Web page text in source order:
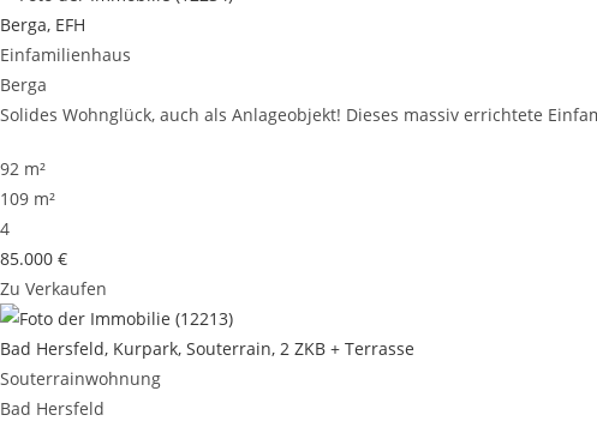
Berga, EFH
Einfamilienhaus
Berga
Solides Wohnglück, auch als Anlageobjekt! Dieses massiv errichtete
92 m²
109 m²
4
85.000 €
Zu Verkaufen
Bad Hersfeld, Kurpark, Souterrain, 2 ZKB + Terrasse
Souterrainwohnung
Bad Hersfeld